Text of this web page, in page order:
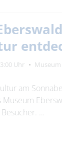
Uhr
Museum
am
Museum
…